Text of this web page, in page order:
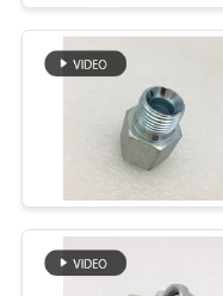
QUALITÀ
CONTATTICI
RICHIEDA
UNA
CITAZIONE